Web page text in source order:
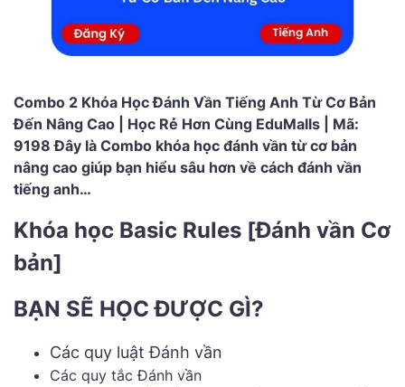
Combo 2 Khóa Học Đánh Vần Tiếng Anh Từ Cơ Bản
Đến Nâng Cao | Học Rẻ Hơn Cùng EduMalls | Mã:
9198 Đây là Combo khóa học đánh vần từ cơ bản
nâng cao giúp bạn hiểu sâu hơn về cách đánh vần
tiếng anh…
Khóa học Basic Rules [Đánh vần Cơ
bản]
BẠN SẼ HỌC ĐƯỢC GÌ?
Các quy luật Đánh vần
Các quy tắc Đánh vần